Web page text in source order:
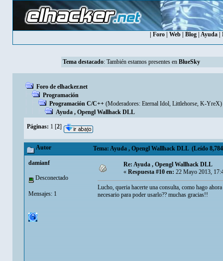
Foro Web Blog Ayuda
Tema destacado: También estamos presentes en BlueSky
Foro de elhacker.net
Programación
Programación C/C++ (Moderadores: Eternal Idol, Littlehorse, K-YreX)
Ayuda , Opengl Wallhack DLL
Páginas: 1 [2]
Autor Tema: Ayuda , Opengl Wallhack DLL (Leído 8,784
damianf
Desconectado
Mensajes: 1
Re: Ayuda , Opengl Wallhack DLL
«Respuesta #10 en:22 Mayo 2013,
Lucho, queria hacerte una consulta, como hago
necesario para poder usarlo?? muchas gracias!!